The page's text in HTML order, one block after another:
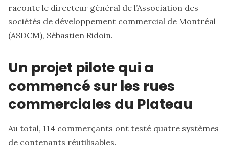
raconte le directeur général de l’Association des
sociétés de développement commercial de Montréal
(ASDCM), Sébastien Ridoin.
Un projet pilote qui a
commencé sur les rues
commerciales du Plateau
Au total, 114 commerçants ont testé quatre systèmes
de contenants réutilisables.